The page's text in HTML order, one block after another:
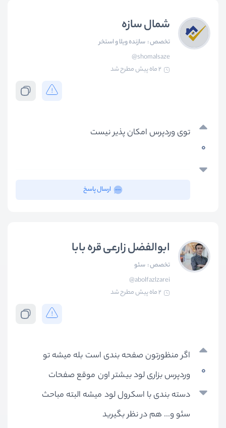
شمال سازه
تخصص : سازنده ویلا و استخر
@shomalsaze
2 ماه پیش
مطرح شد
0
توی وردپرس امکان پذیر نیست
ارسال پاسخ
ابوالفضل زارعی قره بابا
تخصص : سئو
@abolfazlzarei
2 ماه پیش
مطرح شد
0
اگر منظورتون صفحه بندی است بله میشه تو
وردپرس بزاری لود بیشتر اون موقع صفحات
دسته بندی با اسکرول لود میشه البته مباحث
سئو و... هم در نظر بگیرید